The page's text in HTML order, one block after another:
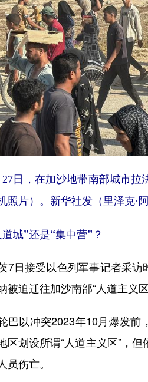
27日，在加沙地带南部城市拉
照片）。新华社发（里泽克·
道城”还是“集中营”？
接受以色列军事记者采访时
被迫迁往加沙南部“人道主义
以冲突2023年10月爆发前，
区划设所谓“人道主义区”，
员伤亡。